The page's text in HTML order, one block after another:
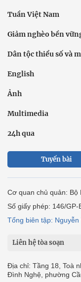
Tuần Việt Nam
Giảm nghèo bền
Dân tộc thiểu số và
English
Ảnh
Multimedia
24h qua
Tuyến bài
Cơ quan chủ quản: Bộ
Số giấy phép: 146/
Tổng biên tập: Nguyễn
Liên hệ tòa soạn
Địa chỉ: Tầng 18, Toà
Đình Nghệ, phường